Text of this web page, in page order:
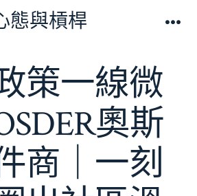
態與槓桿
策一線微
奧斯
商｜一刻